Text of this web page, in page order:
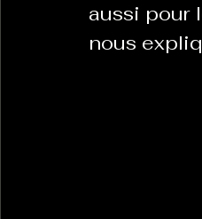
LES ECHAPPEES
aussi pour
nous